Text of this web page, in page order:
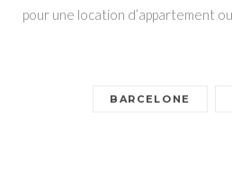
pour une location d’appartement
BARCELONE